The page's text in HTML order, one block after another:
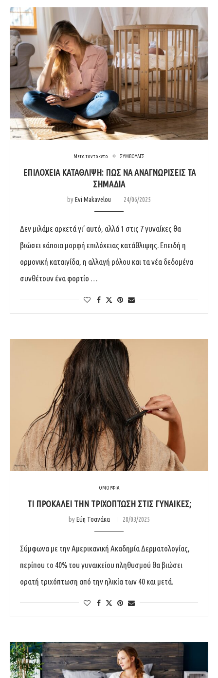
Μετα τον τοκετο ΣΥΜΒΟΥΛΕΣ
ΕΠΙΛΌΧΕΙΑ ΚΑΤΆΘΛΙΨΗ: ΠΏΣ ΝΑ ΑΝΑΓΝΩΡΊΣΕΙΣ ΤΑ
ΣΗΜΆΔΙΑ
byEvi Makavelou 24/06/2025
Δεν μιλάμε αρκετά γι’ αυτό, αλλά 1 στις 7 γυναίκες θα
βιώσει κάποια μορφή επιλόχειας κατάθλιψης. Επειδή η
ορμονική καταιγίδα, η αλλαγή ρόλου και τα νέα δεδομένα
συνθέτουν ένα φορτίο …
ΟΜΟΡΦΙΑ
ΤΙ ΠΡΟΚΑΛΕΙ ΤΗΝ ΤΡΙΧΟΠΤΩΣΗ ΣΤΙΣ ΓΥΝΑΙΚΕΣ;
byΕύη Τσανάκα 28/03/2025
Σύμφωνα με την Αμερικανική Ακαδημία Δερματολογίας,
περίπου το 40% του γυναικείου πληθυσμού θα βιώσει
ορατή τριχόπτωση από την ηλικία των 40 και μετά.